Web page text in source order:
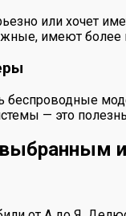
или
имеют
беспроводные
— это